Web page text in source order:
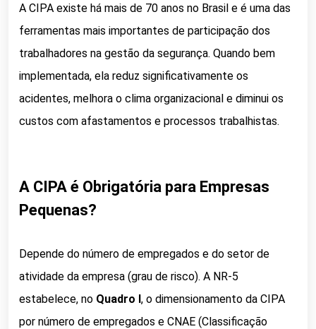
A CIPA existe há mais de 70 anos no Brasil e é uma das
ferramentas mais importantes de participação dos
trabalhadores na gestão da segurança. Quando bem
implementada, ela reduz significativamente os
acidentes, melhora o clima organizacional e diminui os
custos com afastamentos e processos trabalhistas.
A CIPA é Obrigatória para Empresas
Pequenas?
Depende do número de empregados e do setor de
atividade da empresa (grau de risco). A NR-5
estabelece, no Quadro I, o dimensionamento da CIPA
por número de empregados e CNAE (Classificação